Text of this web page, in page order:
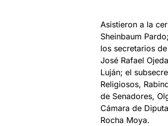
Asistieron a la
Sheinbaum
los secretarios
José Rafael
Luján; el
Religiosos,
de Senadores,
Cámara de
Rocha Moya.